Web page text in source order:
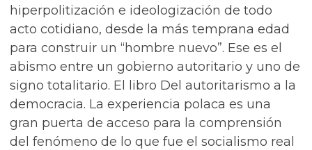
hiperpolitización e ideologización de todo
acto cotidiano, desde la más temprana edad
para construir un “hombre nuevo”. Ese es el
abismo entre un gobierno autoritario y uno de
signo totalitario. El libro Del autoritarismo a la
democracia. La experiencia polaca es una
gran puerta de acceso para la comprensión
del fenómeno de lo que fue el socialismo real